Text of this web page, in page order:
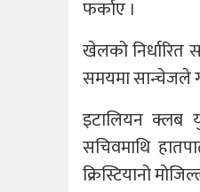
फर्काए ।
खेलको
समयमा सान्चेजले
इटालियन क्लब
सचिवमाथि
क्रिस्टियानो